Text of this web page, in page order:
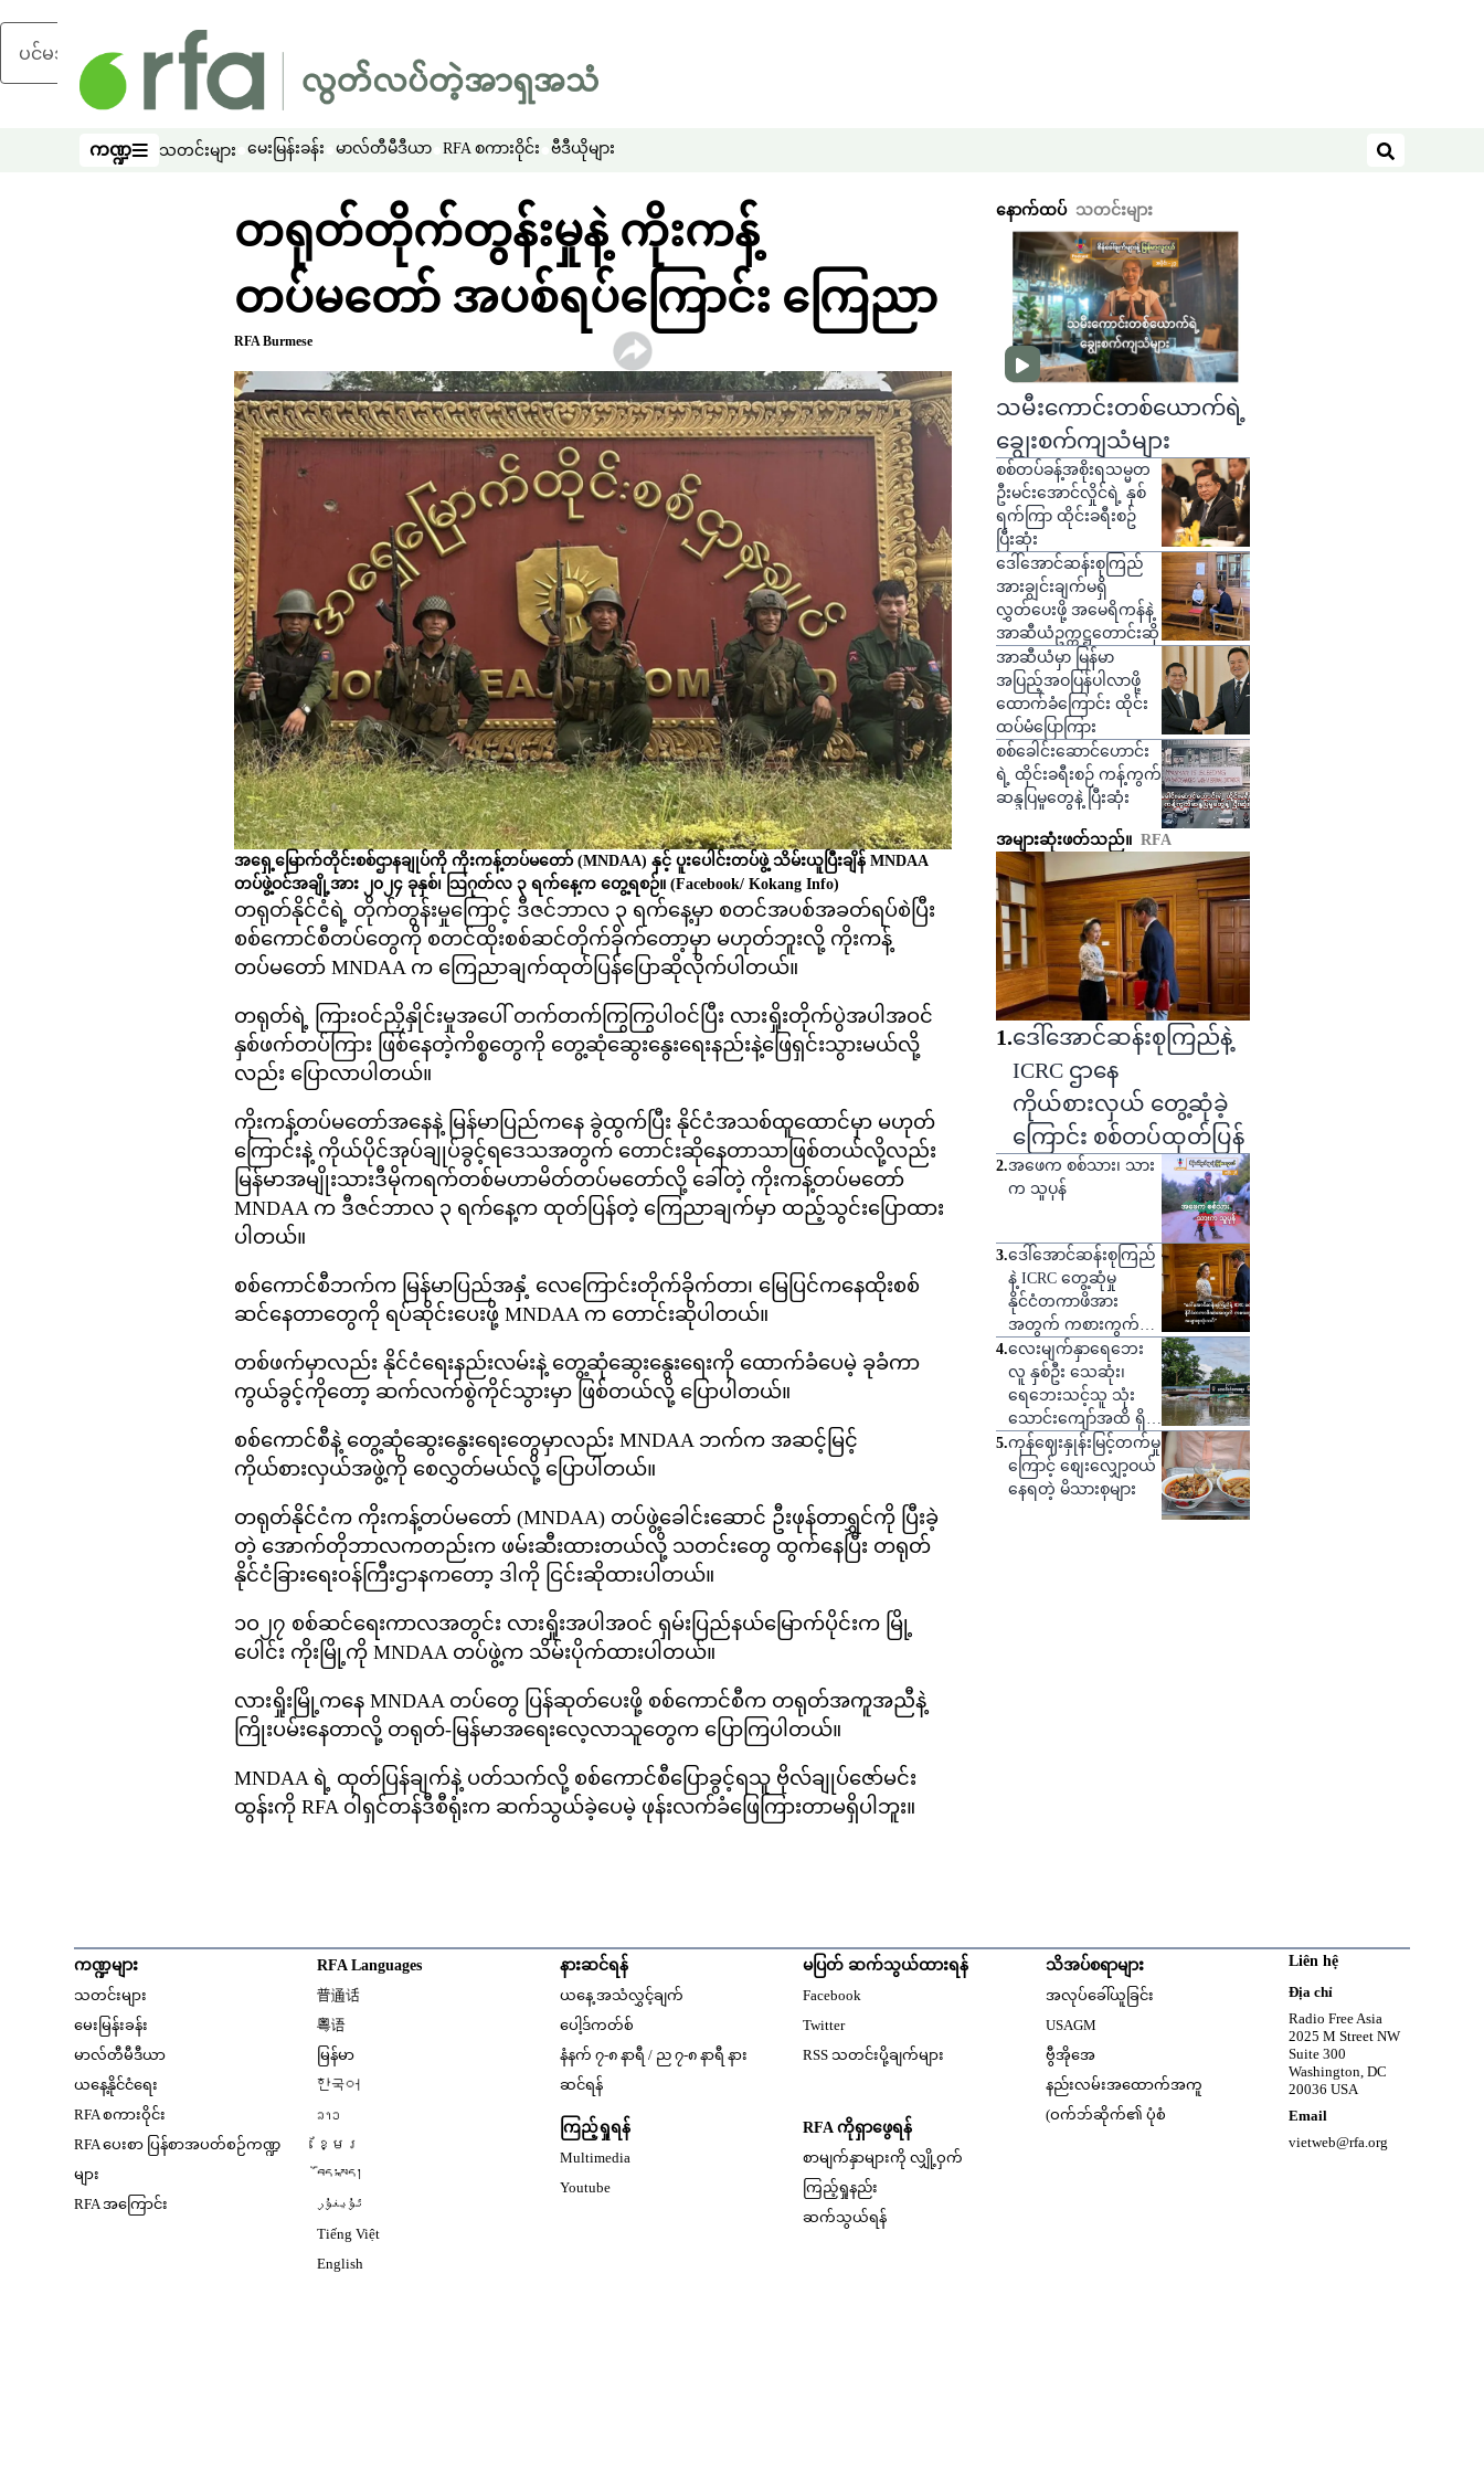
ပင်မအကြောင်းအရာသို့ ကျော်ရန်
ကဏ္ဍ
ကဏ္ဍ သတင်းများ မေးမြန်းခန်း မာလ်တီမီဒီယာ RFA စကားဝိုင်း ဗီဒီယိုများ
ရှာဖွေရန်
တရုတ်တိုက်တွန်းမှုနဲ့ ကိုးကန့်
တပ်မတော် အပစ်ရပ်ကြောင်း ကြေညာ
RFA Burmese
အရှေ့မြောက်တိုင်းစစ်ဌာနချုပ်ကို ကိုးကန့်တပ်မတော် (MNDAA) နှင့် ပူးပေါင်းတပ်ဖွဲ့ သိမ်းယူပြီးချိန် MNDAA
တပ်ဖွဲ့ဝင်အချို့အား ၂၀၂၄ ခုနှစ်၊ သြဂုတ်လ ၃ ရက်နေ့က တွေ့ရစဉ်။ (Facebook/ Kokang Info)
တရုတ်နိုင်ငံရဲ့ တိုက်တွန်းမှုကြောင့် ဒီဇင်ဘာလ ၃ ရက်နေ့မှာ စတင်အပစ်အခတ်ရပ်စဲပြီး
စစ်ကောင်စီတပ်တွေကို စတင်ထိုးစစ်ဆင်တိုက်ခိုက်တော့မှာ မဟုတ်ဘူးလို့ ကိုးကန့်
တပ်မတော် MNDAA က ကြေညာချက်ထုတ်ပြန်ပြောဆိုလိုက်ပါတယ်။
တရုတ်ရဲ့ ကြားဝင်ညှိနှိုင်းမှုအပေါ် တက်တက်ကြွကြွပါဝင်ပြီး လားရှိုးတိုက်ပွဲအပါအဝင်
နှစ်ဖက်တပ်ကြား ဖြစ်နေတဲ့ကိစ္စတွေကို တွေ့ဆုံဆွေးနွေးရေးနည်းနဲ့ဖြေရှင်းသွားမယ်လို့
လည်း ပြောလာပါတယ်။
ကိုးကန့်တပ်မတော်အနေနဲ့ မြန်မာပြည်ကနေ ခွဲထွက်ပြီး နိုင်ငံအသစ်ထူထောင်မှာ မဟုတ်
ကြောင်းနဲ့ ကိုယ်ပိုင်အုပ်ချုပ်ခွင့်ရဒေသအတွက် တောင်းဆိုနေတာသာဖြစ်တယ်လို့လည်း
မြန်မာအမျိုးသားဒီမိုကရက်တစ်မဟာမိတ်တပ်မတော်လို့ ခေါ်တဲ့ ကိုးကန့်တပ်မတော်
MNDAA က ဒီဇင်ဘာလ ၃ ရက်နေ့က ထုတ်ပြန်တဲ့ ကြေညာချက်မှာ ထည့်သွင်းပြောထား
ပါတယ်။
စစ်ကောင်စီဘက်က မြန်မာပြည်အနှံ့ လေကြောင်းတိုက်ခိုက်တာ၊ မြေပြင်ကနေထိုးစစ်
ဆင်နေတာတွေကို ရပ်ဆိုင်းပေးဖို့ MNDAA က တောင်းဆိုပါတယ်။
တစ်ဖက်မှာလည်း နိုင်ငံရေးနည်းလမ်းနဲ့ တွေ့ဆုံဆွေးနွေးရေးကို ထောက်ခံပေမဲ့ ခုခံကာ
ကွယ်ခွင့်ကိုတော့ ဆက်လက်စွဲကိုင်သွားမှာ ဖြစ်တယ်လို့ ပြောပါတယ်။
စစ်ကောင်စီနဲ့ တွေ့ဆုံဆွေးနွေးရေးတွေမှာလည်း MNDAA ဘက်က အဆင့်မြင့်
ကိုယ်စားလှယ်အဖွဲ့ကို စေလွှတ်မယ်လို့ ပြောပါတယ်။
တရုတ်နိုင်ငံက ကိုးကန့်တပ်မတော် (MNDAA) တပ်ဖွဲ့ခေါင်းဆောင် ဦးဖုန်တာရွှင်ကို ပြီးခဲ့
တဲ့ အောက်တိုဘာလကတည်းက ဖမ်းဆီးထားတယ်လို့ သတင်းတွေ ထွက်နေပြီး တရုတ်
နိုင်ငံခြားရေးဝန်ကြီးဌာနကတော့ ဒါကို ငြင်းဆိုထားပါတယ်။
၁ဝ၂၇ စစ်ဆင်ရေးကာလအတွင်း လားရှိုးအပါအဝင် ရှမ်းပြည်နယ်မြောက်ပိုင်းက မြို့
ပေါင်း ကိုးမြို့ကို MNDAA တပ်ဖွဲ့က သိမ်းပိုက်ထားပါတယ်။
လားရှိုးမြို့ကနေ MNDAA တပ်တွေ ပြန်ဆုတ်ပေးဖို့ စစ်ကောင်စီက တရုတ်အကူအညီနဲ့
ကြိုးပမ်းနေတာလို့ တရုတ်-မြန်မာအရေးလေ့လာသူတွေက ပြောကြပါတယ်။
MNDAA ရဲ့ ထုတ်ပြန်ချက်နဲ့ ပတ်သက်လို့ စစ်ကောင်စီပြောခွင့်ရသူ ဗိုလ်ချုပ်ဇော်မင်း
ထွန်းကို RFA ဝါရှင်တန်ဒီစီရုံးက ဆက်သွယ်ခဲ့ပေမဲ့ ဖုန်းလက်ခံဖြေကြားတာမရှိပါဘူး။
နောက်ထပ် သတင်းများ
သမီးကောင်းတစ်ယောက်ရဲ့
ချွေးစက်ကျသံများ
စစ်တပ်ခန့်အစိုးရသမ္မတ
ဦးမင်းအောင်လှိုင်ရဲ့ နှစ်
ရက်ကြာ ထိုင်းခရီးစဥ်
ပြီးဆုံး
ဒေါ်အောင်ဆန်းစုကြည်
အားချွင်းချက်မရှိ
လွှတ်ပေးဖို့ အမေရိကန်နဲ့
အာဆီယံဥက္ကဋ္ဌတောင်းဆို
အာဆီယံမှာ မြန်မာ
အပြည့်အဝပြန်ပါလာဖို့
ထောက်ခံကြောင်း ထိုင်း
ထပ်မံပြောကြား
စစ်ခေါင်းဆောင်ဟောင်း
ရဲ့ ထိုင်းခရီးစဉ် ကန့်ကွက်
ဆန္ဒပြမှုတွေနဲ့ ပြီးဆုံး
အများဆုံးဖတ်သည်။ RFA
1.ဒေါ်အောင်ဆန်းစုကြည်နဲ့
ICRC ဌာနေ
ကိုယ်စားလှယ် တွေ့ဆုံခဲ့
ကြောင်း စစ်တပ်ထုတ်ပြန်
2.အဖေက စစ်သား၊ သား
က သူပုန်
3.ဒေါ်အောင်ဆန်းစုကြည်
နဲ့ ICRC တွေ့ဆုံမှု
နိုင်ငံတကာဖိအား
အတွက် ကစားကွက်
တစ်ခုဟု သုံးသပ်
4.လေးမျက်နှာရေဘေး
လူ နှစ်ဦး သေဆုံး၊
ရေဘေးသင့်သူ သုံး
သောင်းကျော်အထိ ရှိ
လာ
5.ကုန်ဈေးနှုန်းမြင့်တက်မှု
ကြောင့် စျေးလျှော့ဝယ်
နေရတဲ့ မိသားစုများ
ကဏ္ဍများ
သတင်းများ
မေးမြန်းခန်း
မာလ်တီမီဒီယာ
ယနေ့နိုင်ငံရေး
RFA စကားဝိုင်း
RFA ပေးစာ ပြန်စာအပတ်စဉ်ကဏ္ဍ
များ
RFA အကြောင်း
RFA Languages
普通话
粤语
မြန်မာ
한국어
ລາວ
ខ្មែរ
བོད་སྐད།
ئۇيغۇر
Tiếng Việt
English
နားဆင်ရန်
ယနေ့ အသံလွှင့်ချက်
ပေါ့ဒ်ကတ်စ်
နံနက် ၇-၈ နာရီ / ည ၇-၈ နာရီ နား
ဆင်ရန်
ကြည့်ရှုရန်
Multimedia
Youtube
မပြတ် ဆက်သွယ်ထားရန်
Facebook
Twitter
RSS သတင်းပို့ချက်များ
RFA ကိုရှာဖွေရန်
စာမျက်နှာများကို လျှို့ဝှက်
ကြည့်ရှုနည်း
ဆက်သွယ်ရန်
သိအပ်စရာများ
အလုပ်ခေါ်ယူခြင်း
USAGM
ဗွီအိုအေ
နည်းလမ်းအထောက်အကူ
(ဝက်ဘ်ဆိုက်၏ ပုံစံ
Liên hệ
Địa chỉ
Radio Free Asia
2025 M Street NW
Suite 300
Washington, DC
20036 USA
Email
vietweb@rfa.org